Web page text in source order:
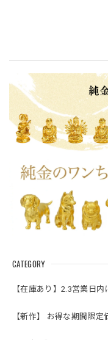
CATEGORY
【在庫あり】2.3営業日
【新作】 お得な期間限定